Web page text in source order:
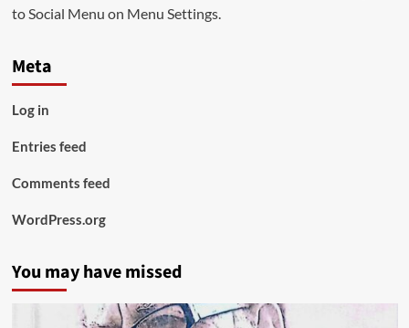
to Social Menu on Menu Settings.
Meta
Log in
Entries feed
Comments feed
WordPress.org
You may have missed